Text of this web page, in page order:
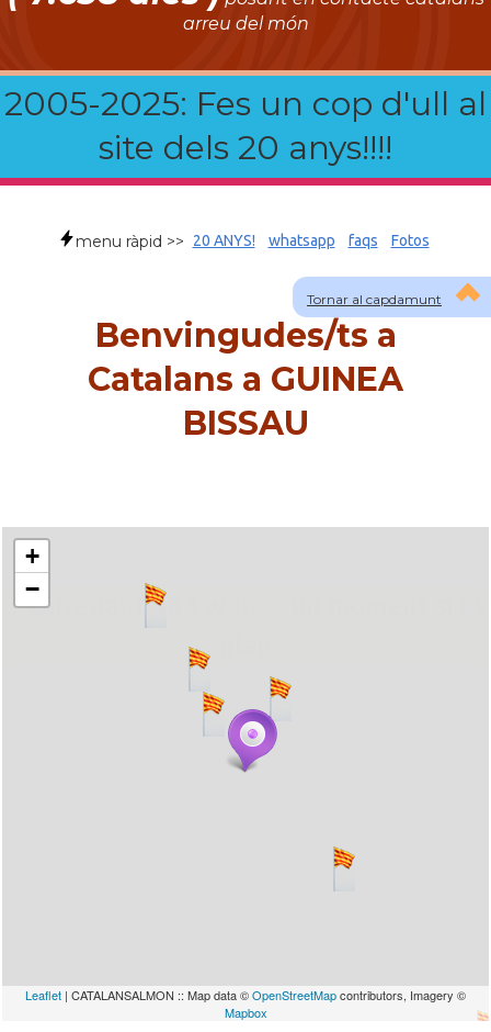
arreu del món
2005-2025: Fes un cop d'ull al
site dels 20 anys!!!!
Tornar al capdamunt
menu ràpid >> 20 ANYS! whatsapp faqs Fotos
Benvingudes/ts a
Catalans a GUINEA
BISSAU
... carregant 484 webs... un moment si us
+
−
Leaflet | CATALANSALMON :: Map data ©OpenStreetMapcontributors, Imagery ©
Mapbox